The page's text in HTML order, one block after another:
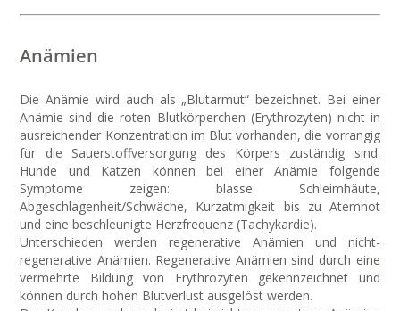
Anämien
Die Anämie wird auch als „Blutarmut“ bezeichnet. Bei einer
Anämie sind die roten Blutkörperchen (Erythrozyten) nicht in
ausreichender Konzentration im Blut vorhanden, die vorrangig
für die Sauerstoffversorgung des Körpers zuständig sind.
Hunde und Katzen können bei einer Anämie folgende
Symptome zeigen: blasse Schleimhäute,
Abgeschlagenheit/Schwäche, Kurzatmigkeit bis zu Atemnot
und eine beschleunigte Herzfrequenz (Tachykardie).
Unterschieden werden regenerative Anämien und nicht-
regenerative Anämien. Regenerative Anämien sind durch eine
vermehrte Bildung von Erythrozyten gekennzeichnet und
können durch hohen Blutverlust ausgelöst werden.